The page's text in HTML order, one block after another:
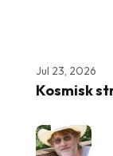
Jul 23, 2026
Kosmisk